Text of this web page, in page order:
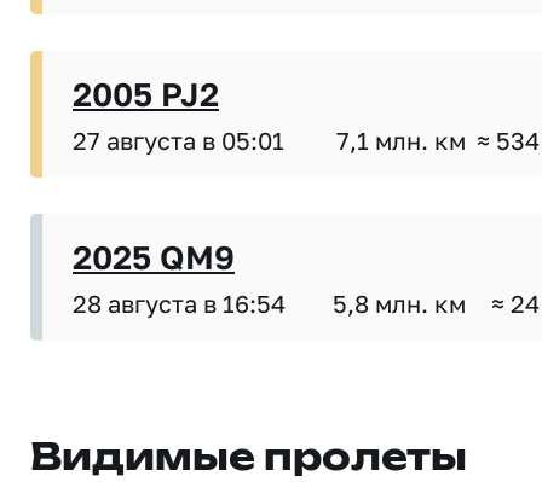
2005 PJ2
27 августа в 05:01 7,1 млн. км ≈
2025 QM9
28 августа в 16:54 5,8 млн. км ≈
Видимые пролеты